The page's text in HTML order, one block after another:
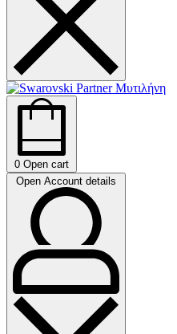
0 Open cart
Open Account details